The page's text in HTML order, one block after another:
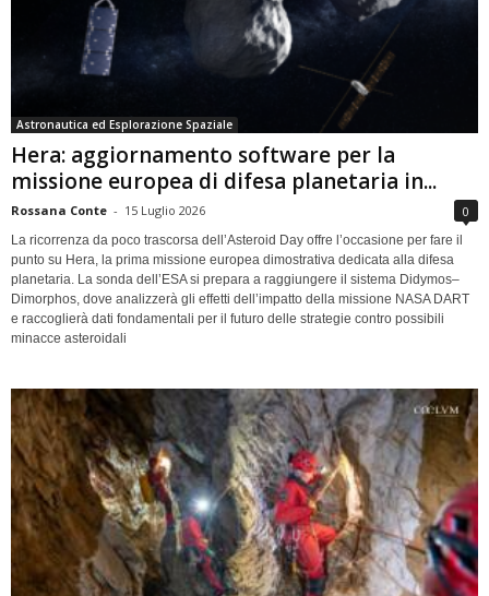
Astronautica ed Esplorazione Spaziale
Hera: aggiornamento software per la
missione europea di difesa planetaria in...
Rossana Conte - 15 Luglio 2026 0
La ricorrenza da poco trascorsa dell’Asteroid Day offre l’occasione per fare il
punto su Hera, la prima missione europea dimostrativa dedicata alla difesa
planetaria. La sonda dell’ESA si prepara a raggiungere il sistema Didymos–
Dimorphos, dove analizzerà gli effetti dell’impatto della missione NASA DART
e raccoglierà dati fondamentali per il futuro delle strategie contro possibili
minacce asteroidali